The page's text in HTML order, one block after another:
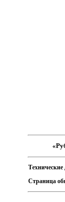
Технические
Страница